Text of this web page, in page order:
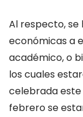
Al respecto, se
económicas a
académico, o
los cuales
celebrada
febrero se